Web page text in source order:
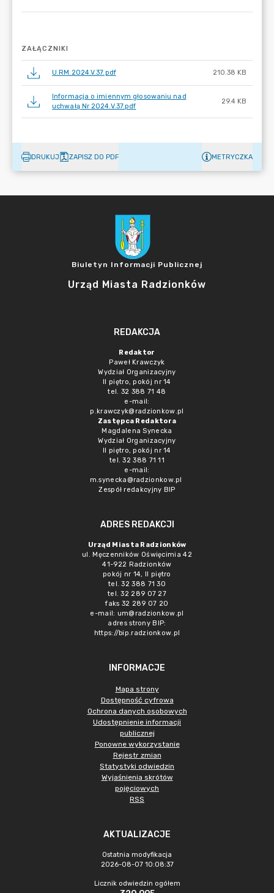
ZAŁĄCZNIKI
U.RM.2024.V.37.pdf 210.38 KB
Informacja o imiennym głosowaniu nad
uchwałą Nr 2024.V.37.pdf
29.4 KB
DRUKUJ ZAPISZ DO PDF METRYCZKA
Biuletyn Informacji Publicznej
Urząd Miasta Radzionków
REDAKCJA
Redaktor
Paweł Krawczyk
Wydział Organizacyjny
II piętro, pokój nr 14
tel. 32 388 71 48
e-mail:
p.krawczyk@radzionkow.pl
Zastępca Redaktora
Magdalena Synecka
Wydział Organizacyjny
II piętro, pokój nr 14
tel. 32 388 71 11
e-mail:
m.synecka@radzionkow.pl
Zespół redakcyjny BIP
ADRES REDAKCJI
Urząd Miasta Radzionków
ul. Męczenników Oświęcimia 42
41-922 Radzionków
pokój nr 14, II piętro
tel. 32 388 71 30
tel. 32 289 07 27
faks 32 289 07 20
e-mail: um@radzionkow.pl
adres strony BIP:
https://bip.radzionkow.pl
INFORMACJE
Mapa strony
Dostępność cyfrowa
Ochrona danych osobowych
Udostępnienie informacji
publicznej
Ponowne wykorzystanie
Rejestr zmian
Statystyki odwiedzin
Wyjaśnienia skrótów
pojęciowych
RSS
AKTUALIZACJE
Ostatnia modyfikacja
2026-08-07 10:08:37
Licznik odwiedzin ogółem